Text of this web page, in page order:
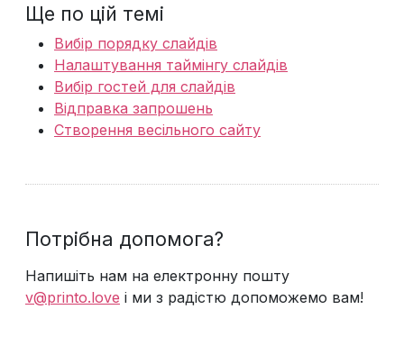
Ще по цій темі
Вибір порядку слайдів
Налаштування таймінгу слайдів
Вибір гостей для слайдів
Відправка запрошень
Створення весільного сайту
Потрібна допомога?
Напишіть нам на електронну пошту
v@printo.love і ми з радістю допоможемо вам!